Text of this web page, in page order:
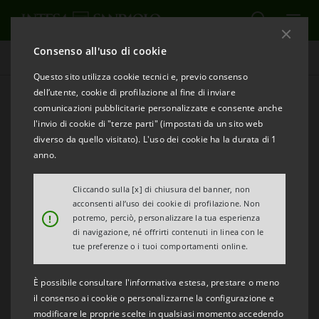
Consenso all'uso di cookie
Questo sito utilizza cookie tecnici e, previo consenso
dell’utente, cookie di profilazione al fine di inviare
comunicazioni pubblicitarie personalizzate e consente anche
l'invio di cookie di "terze parti" (impostati da un sito web
diverso da quello visitato). L'uso dei cookie ha la durata di 1
anno.
!
Cliccando sulla [x] di chiusura del banner, non
acconsenti all’uso dei cookie di profilazione. Non
potremo, perciò, personalizzare la tua esperienza
di navigazione, né offrirti contenuti in linea con le
tue preferenze o i tuoi comportamenti online.
È possibile consultare l'informativa estesa, prestare o meno
il consenso ai cookie o personalizzarne la configurazione e
modificare le proprie scelte in qualsiasi momento accedendo
La Scala UNDER30. L'Anteprima d'opera per te